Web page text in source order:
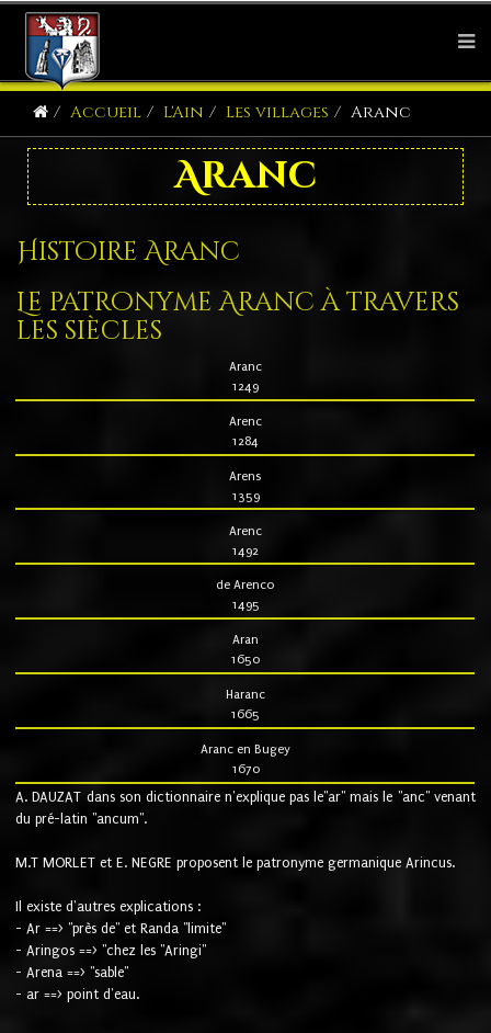
Accueil L'Ain Les villages Aranc
Aranc
Histoire Aranc
Le patronyme Aranc à travers
les siècles
Aranc
1249
Arenc
1284
Arens
1359
Arenc
1492
de Arenco
1495
Aran
1650
Haranc
1665
Aranc en Bugey
1670
A. DAUZAT dans son dictionnaire n'explique pas le"ar" mais le "anc" venant
du pré-latin "ancum".
M.T MORLET et E. NEGRE proposent le patronyme germanique Arincus.
Il existe d'autres explications :
- Ar ==> "près de" et Randa "limite"
- Aringos ==> "chez les "Aringi"
- Arena ==> "sable"
- ar ==> point d'eau.